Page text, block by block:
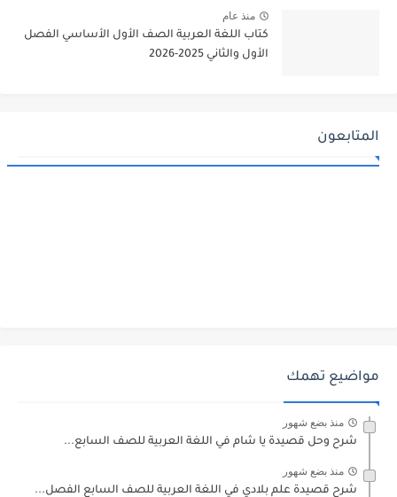
منذ عام
كتاب اللغة العربية الصف الأول الأساسي الفصل
الأول والثاني 2025-2026
المتابعون
مواضيع تهمك
منذ بضع شهور
شرح وحل قصيدة يا شام في اللغة العربية للصف السابع...
منذ بضع شهور
شرح قصيدة علم بلادي في اللغة العربية للصف السابع الفصل...